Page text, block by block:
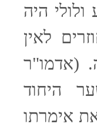
היה
לאין
(אדמו"ר
היחוד
אימרתו